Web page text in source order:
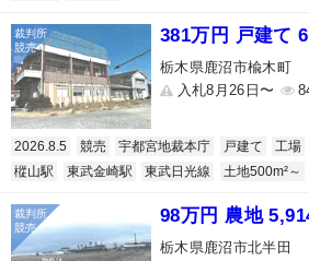
381万円 戸建て
栃木県鹿沼市楡木町
入札8月26日〜
2026.8.5 競売 宇都宮地裁本庁 戸建て 工場
樅山駅
東武金崎駅 東武日光線 土地500m²～
98万円 農地
栃木県鹿沼市北半田